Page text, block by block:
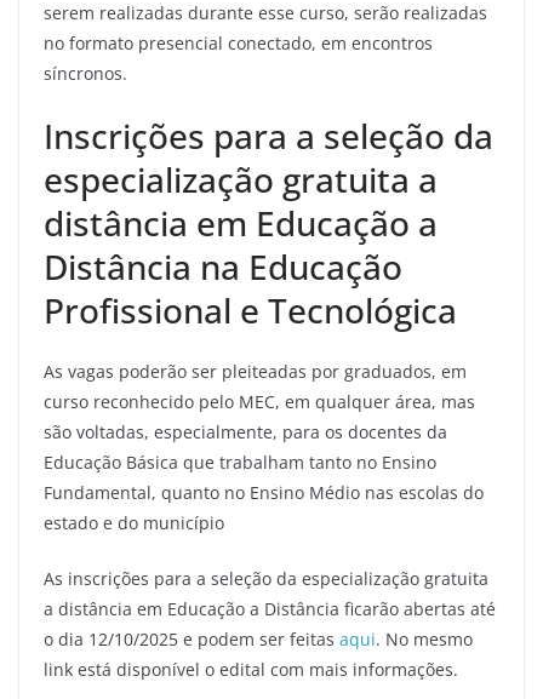
serem realizadas durante esse curso, serão realizadas
no formato presencial conectado, em encontros
síncronos.
Inscrições para a seleção da
especialização gratuita a
distância em Educação a
Distância na Educação
Profissional e Tecnológica
As vagas poderão ser pleiteadas por graduados, em
curso reconhecido pelo MEC, em qualquer área, mas
são voltadas, especialmente, para os docentes da
Educação Básica que trabalham tanto no Ensino
Fundamental, quanto no Ensino Médio nas escolas do
estado e do município
As inscrições para a seleção da especialização gratuita
a distância em Educação a Distância ficarão abertas até
o dia 12/10/2025 e podem ser feitas aqui. No mesmo
link está disponível o edital com mais informações.